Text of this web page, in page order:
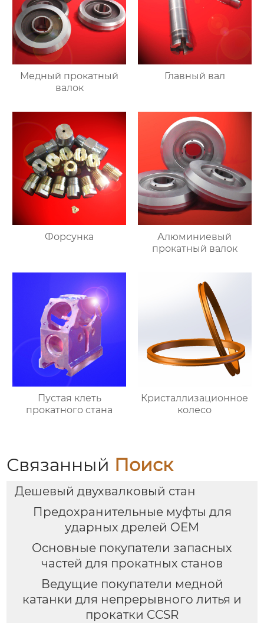
Медный прокатный
валок
Главный вал
Форсунка
Алюминиевый
прокатный валок
Пустая клеть
прокатного стана
Кристаллизационное
колесо
Связанный Поиск
Дешевый двухвалковый стан
Предохранительные муфты для
ударных дрелей OEM
Основные покупатели запасных
частей для прокатных станов
Ведущие покупатели медной
катанки для непрерывного литья и
прокатки CCSR